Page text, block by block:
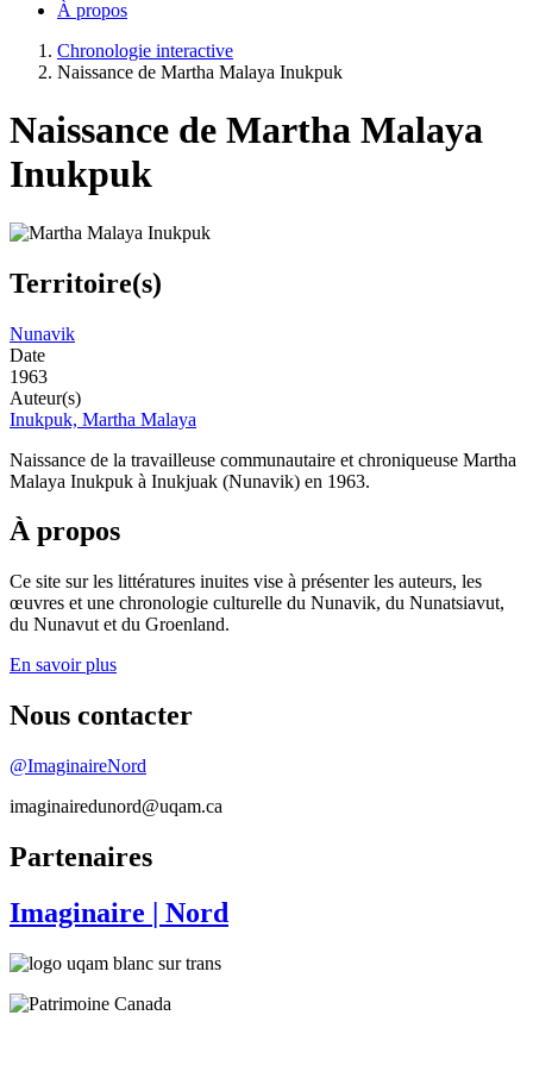
À propos
Chronologie interactive
Naissance de Martha Malaya Inukpuk
Naissance de Martha Malaya
Inukpuk
Territoire(s)
Nunavik
Date
1963
Auteur(s)
Inukpuk, Martha Malaya
Naissance de la travailleuse communautaire et chroniqueuse Martha
Malaya Inukpuk à Inukjuak (Nunavik) en 1963.
À propos
Ce site sur les littératures inuites vise à présenter les auteurs, les
œuvres et une chronologie culturelle du Nunavik, du Nunatsiavut,
du Nunavut et du Groenland.
En savoir plus
Nous contacter
@ImaginaireNord
imaginairedunord@uqam.ca
Partenaires
Imaginaire | Nord